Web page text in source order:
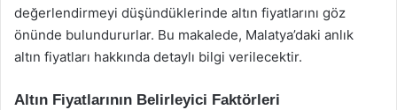
değerlendirmeyi düşündüklerinde altın fiyatlarını göz
önünde bulundururlar. Bu makalede, Malatya’daki anlık
altın fiyatları hakkında detaylı bilgi verilecektir.
Altın Fiyatlarının Belirleyici Faktörleri